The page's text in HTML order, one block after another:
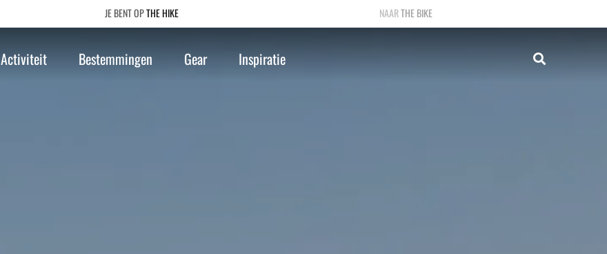
THE HIKE THE BIKE
Activiteit Bestemmingen Gear Inspiratie